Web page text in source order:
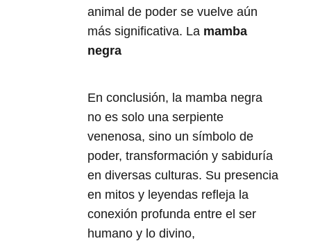
animal de poder se vuelve aún
más significativa. La mamba
negra
En conclusión, la mamba negra
no es solo una serpiente
venenosa, sino un símbolo de
poder, transformación y sabiduría
en diversas culturas. Su presencia
en mitos y leyendas refleja la
conexión profunda entre el ser
humano y lo divino,